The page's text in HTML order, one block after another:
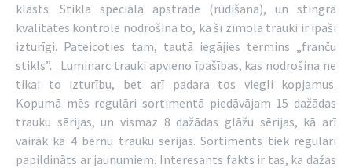
klāsts. Stikla speciālā apstrāde (rūdīšana), un stingrā
kvalitātes kontrole nodrošina to, ka šī zīmola trauki ir īpaši
izturīgi. Pateicoties tam, tautā iegājies termins „franču
stikls”. Luminarc trauki apvieno īpašības, kas nodrošina ne
tikai to izturību, bet arī padara tos viegli kopjamus.
Kopumā mēs regulāri sortimentā piedāvājam 15 dažādas
trauku sērijas, un vismaz 8 dažādas glāžu sērijas, kā arī
vairāk kā 4 bērnu trauku sērijas. Sortiments tiek regulāri
papildināts ar jaunumiem. Interesants fakts ir tas, ka dažas